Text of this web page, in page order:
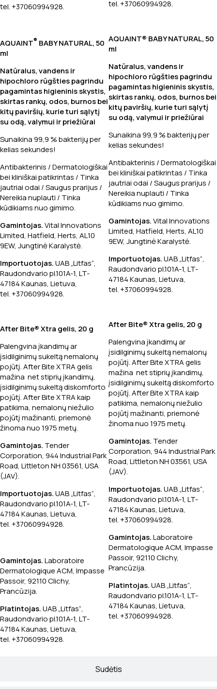
Sudėtis
tel. +37060994928.
AQUAINT® BABY NATURAL, 50
ml
Natūralus, vandens ir
hipochloro rūgšties pagrindu
pagamintas higieninis skystis,
skirtas rankų, odos, burnos bei
kitų paviršių, kurie turi sąlytį
su odą, valymui ir priežiūrai
Sunaikina 99,9 % bakterijų per
kelias sekundes!
Antibakterinis / Dermatologiškai
bei kliniškai patikrintas / Tinka
jautriai odai / Saugus prarijus /
Nereikia nuplauti / Tinka
kūdikiams nuo gimimo.
Gamintojas.Vital Innovations
Limited, Hatfield, Herts, AL10
9EW, Jungtinė Karalystė.
Importuotojas.UAB „Litfas“,
Raudondvario pl.101A-1, LT-
47184 Kaunas, Lietuva,
tel. +37060994928.
After Bite® Xtra gelis, 20 g
Palengvina įkandimų ar
įsidilginimų sukeltą nemalonų
pojūtį. After Bite XTRA gelis
mažina net stiprių įkandimų,
įsidilginimų sukeltą diskomforto
pojūtį. After Bite XTRA kaip
patikima, nemalonų niežulio
pojūtį mažinanti, priemonė
žinoma nuo 1975 metų.
Gamintojas. Tender
Corporation, 944 Industrial Park
Road, Littleton NH 03561, USA
(JAV).
Importuotojas.UAB „Litfas“,
Raudondvario pl.101A-1, LT-
47184 Kaunas, Lietuva,
tel. +37060994928.
Gamintojas.Laboratoire
Dermatologique ACM, Impasse
Passoir, 92110 Clichy,
Prancūzija.
Platintojas.UAB „Litfas“,
Raudondvario pl.101A-1, LT-
47184 Kaunas, Lietuva,
tel. +37060994928.
tel. +37060994928.
AQUAINT® BABY NATURAL, 50
ml
Natūralus, vandens ir
hipochloro rūgšties pagrindu
pagamintas higieninis skystis,
skirtas rankų, odos, burnos bei
kitų paviršių, kurie turi sąlytį
su odą, valymui ir priežiūrai
Sunaikina 99,9 % bakterijų per
kelias sekundes!
Antibakterinis / Dermatologiškai
bei kliniškai patikrintas / Tinka
jautriai odai / Saugus prarijus /
Nereikia nuplauti / Tinka
kūdikiams nuo gimimo.
Gamintojas.Vital Innovations
Limited, Hatfield, Herts, AL10
9EW, Jungtinė Karalystė.
Importuotojas.UAB „Litfas“,
Raudondvario pl.101A-1, LT-
47184 Kaunas, Lietuva,
tel. +37060994928.
After Bite® Xtra gelis, 20 g
Palengvina įkandimų ar
įsidilginimų sukeltą nemalonų
pojūtį. After Bite XTRA gelis
mažina net stiprių įkandimų,
įsidilginimų sukeltą diskomforto
pojūtį. After Bite XTRA kaip
patikima, nemalonų niežulio
pojūtį mažinanti, priemonė
žinoma nuo 1975 metų.
Gamintojas. Tender
Corporation, 944 Industrial Park
Road, Littleton NH 03561, USA
(JAV).
Importuotojas.UAB „Litfas“,
Raudondvario pl.101A-1, LT-
47184 Kaunas, Lietuva,
tel. +37060994928.
Gamintojas.Laboratoire
Dermatologique ACM, Impasse
Passoir, 92110 Clichy,
Prancūzija.
Platintojas.UAB „Litfas“,
Raudondvario pl.101A-1, LT-
47184 Kaunas, Lietuva,
tel. +37060994928.